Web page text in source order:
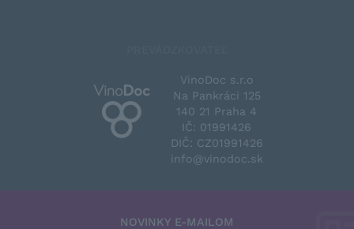
VinoDoc s.r.o
Na Pankráci 125
140 21 Praha 4
IČ: 01991426
DIČ: CZ01991426
info@vinodoc.sk
NOVINKY E-MAILOM